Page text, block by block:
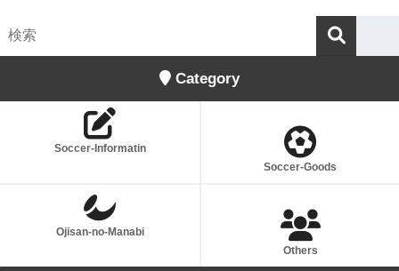
Category
Soccer-Informatin
Soccer-Goods
Ojisan-no-Manabi
Others